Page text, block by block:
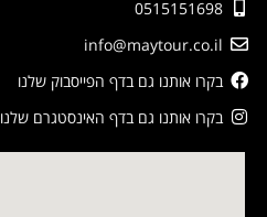
0515151698
info@maytour.co.il
בקרו אותנו גם בדף הפייסבוק שלנו
בקרו אותנו גם בדף האינסטגרם שלנו